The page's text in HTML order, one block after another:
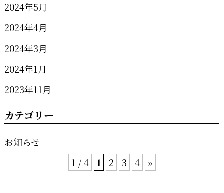
2024年5月
2024年4月
2024年3月
2024年1月
2023年11月
カテゴリー
お知らせ
1 / 4
1 2 3 4 »